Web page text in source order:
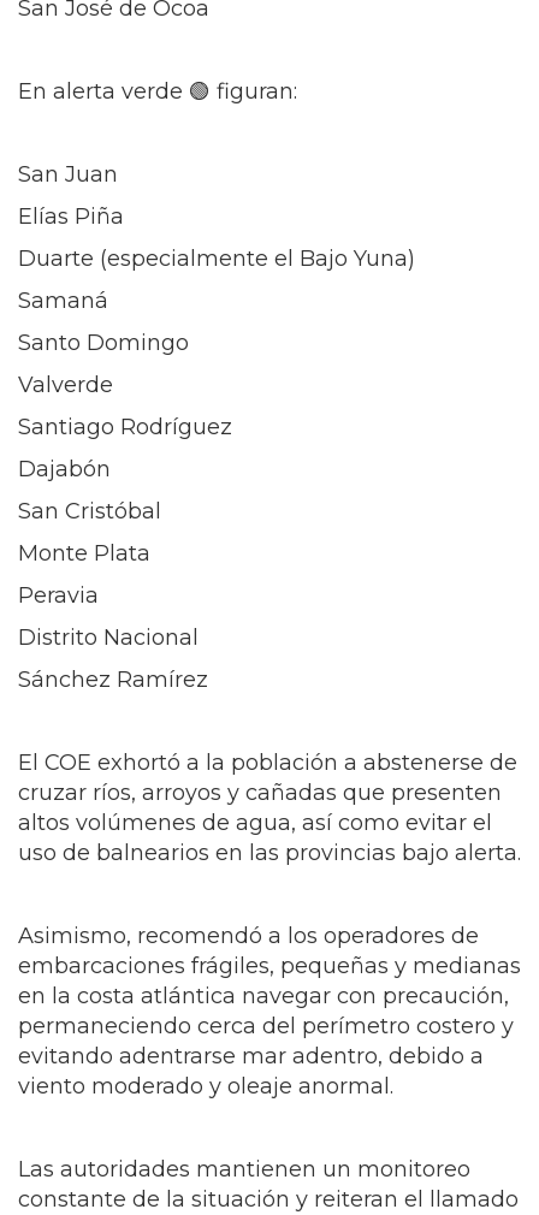
San José de Ocoa
En alerta verde 🟢 figuran:
San Juan
Elías Piña
Duarte (especialmente el Bajo Yuna)
Samaná
Santo Domingo
Valverde
Santiago Rodríguez
Dajabón
San Cristóbal
Monte Plata
Peravia
Distrito Nacional
Sánchez Ramírez
El COE exhortó a la población a abstenerse de
cruzar ríos, arroyos y cañadas que presenten
altos volúmenes de agua, así como evitar el
uso de balnearios en las provincias bajo alerta.
Asimismo, recomendó a los operadores de
embarcaciones frágiles, pequeñas y medianas
en la costa atlántica navegar con precaución,
permaneciendo cerca del perímetro costero y
evitando adentrarse mar adentro, debido a
viento moderado y oleaje anormal.
Las autoridades mantienen un monitoreo
constante de la situación y reiteran el llamado